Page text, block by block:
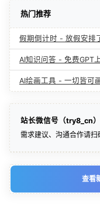
热门推荐
假期倒计时 - 放假安排
AI知识问答 - 免费GPT
AI绘画工具 - 一切皆可画
站长微信号（try8_cn）
需求建议、沟通合作请扫
查看